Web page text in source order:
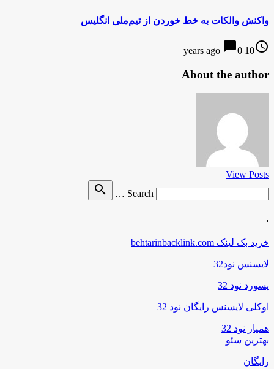
واکنش والکات به خط‌ خوردن از تیم‌ملی انگلیس
access_time
10 years ago
chat_bubble0
About the author
View Posts
Search …
search
.
خرید بک لینک behtarinbacklink.com
لایسنس نود32
پسورد نود 32
اوکلی لایسنس رایگان نود 32
همیار نود 32
بهترین سئو
رایگان